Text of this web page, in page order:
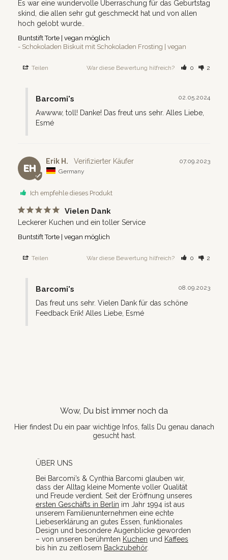
Es war eine wundervolle Überraschung für das Geburtstag
skind, die allen sehr gut geschmeckt hat und von allen
hoch gelobt wurde..
Buntstift Torte | vegan möglich
Schokoladen Biskuit mit Schokoladen Frosting | vegan
Teilen War diese Bewertung hilfreich? 0 2
02.05.2024
Barcomi's
Awwww, toll! Danke! Das freut uns sehr. Alles Liebe,
Esmé
EH
07.09.2023
Erik H.
Germany
Ich empfehle dieses Produkt
Vielen Dank
Leckerer Kuchen und ein toller Service
Buntstift Torte | vegan möglich
Teilen War diese Bewertung hilfreich? 0 2
08.09.2023
Barcomi's
Das freut uns sehr. Vielen Dank für das schöne
Feedback Erik! Alles Liebe, Esmé
Wow, Du bist immer noch da
Hier findest Du ein paar wichtige Infos, falls Du genau danach
gesucht hast.
ÜBER UNS
Bei Barcomi’s & Cynthia Barcomi glauben wir,
dass der Alltag kleine Momente voller Qualität
und Freude verdient. Seit der Eröffnung unseres
ersten Geschäfts in Berlin im Jahr 1994 ist aus
unserem Familienunternehmen eine echte
Liebeserklärung an gutes Essen, funktionales
Design und besondere Augenblicke geworden
– von unseren berühmten Kuchen und Kaffees
bis hin zu zeitlosem Backzubehör.